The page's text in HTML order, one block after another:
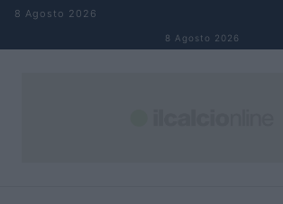
Salta al contenuto
8 Agosto 2026
8 Agosto 2026